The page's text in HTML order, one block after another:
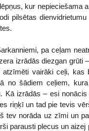
kur nepieciešama
pilsētas
pa ceļam
izrādās diezgan grūti
vairāki ceļi, kas
no šādiem ceļiem,
Kā izrādās – esi
riņķī un tad pie tevis
norāda uz zīmi un
parausti plecus un